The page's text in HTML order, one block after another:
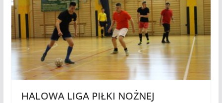
HALOWA LIGA PIŁKI NOŻNEJ